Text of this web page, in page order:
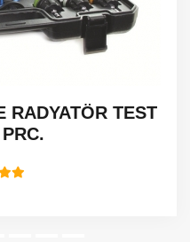
RADYATÖR TEST